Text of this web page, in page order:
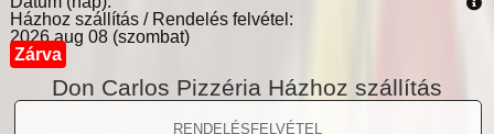
Házhoz szállítás / Rendelés felvétel:
2026 aug 08 (szombat)
Zárva
Don Carlos Pizzéria Házhoz szállítás
RENDELÉSFELVÉTEL